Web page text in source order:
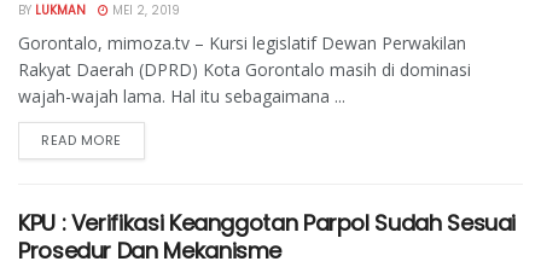
BY LUKMAN MEI 2, 2019
Gorontalo, mimoza.tv – Kursi legislatif Dewan Perwakilan
Rakyat Daerah (DPRD) Kota Gorontalo masih di dominasi
wajah-wajah lama. Hal itu sebagaimana ...
READ MORE
KPU : Verifikasi Keanggotan Parpol Sudah Sesuai
Prosedur Dan Mekanisme